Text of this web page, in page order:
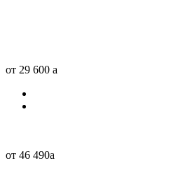
от 29 600 a
от 46 490a